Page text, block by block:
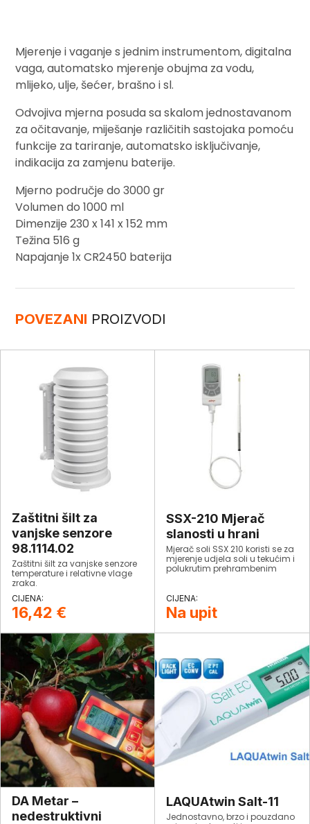
Mjerenje i vaganje s jednim instrumentom, digitalna
vaga, automatsko mjerenje obujma za vodu,
mlijeko, ulje, šećer, brašno i sl.
Odvojiva mjerna posuda sa skalom jednostavanom
za očitavanje, miješanje različitih sastojaka pomoću
funkcije za tariranje, automatsko isključivanje,
indikacija za zamjenu baterije.
Mjerno područje do 3000 gr
Volumen do 1000 ml
Dimenzije 230 x 141 x 152 mm
Težina 516 g
Napajanje 1x CR2450 baterija
POVEZANI PROIZVODI
Zaštitni šilt za
vanjske senzore
98.1114.02
Zaštitni šilt za vanjske senzore
temperature i relativne vlage
zraka.
16,42 €
SSX-210 Mjerač
slanosti u hrani
Mjerač soli SSX 210 koristi se za
mjerenje udjela soli u tekućim i
polukrutim prehrambenim
Na upit
DA Metar –
nedestruktivni
LAQUAtwin Salt-11
Jednostavno, brzo i pouzdano